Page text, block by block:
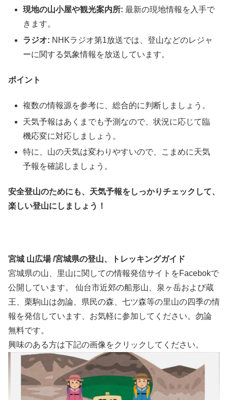
現地の山小屋や観光案内所: 最新の現地情報を入手で
きます。
ラジオ: NHKラジオ第1放送では、登山などのレジャ
ーに関する気象情報を放送しています。
ポイント
複数の情報源を参考に、総合的に判断しましょう。
天気予報はあくまでも予測なので、状況に応じて臨
機応変に対応しましょう。
特に、山の天気は変わりやすいので、こまめに天気
予報を確認しましょう。
安全登山のためにも、天気予報をしっかりチェックして、
楽しい登山にしましょう！
宮城 山広場 /宮城県の登山、トレッキングガイド
宮城県の山、里山に関しての情報発信サイトをFacebokで
公開しています。 仙台市近郊の船形山、泉ヶ岳および蔵
王、栗駒山は勿論、県民の森、七ツ森等の里山の四季の情
報を発信しています、お気軽に参加してください。勿論
無料です。
興味のある方は下記の画像をクリックしてください。